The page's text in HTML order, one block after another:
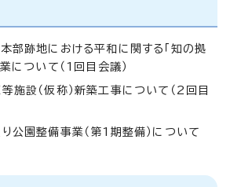
跡地における平和に関する「知の拠
業について（1回目会議）
設（仮称）新築工事について（2回目
園整備事業（第1期整備）について